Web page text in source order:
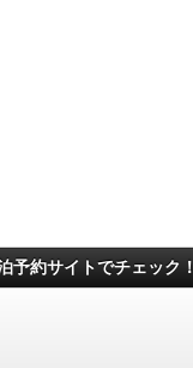
予約サイトでチェック！